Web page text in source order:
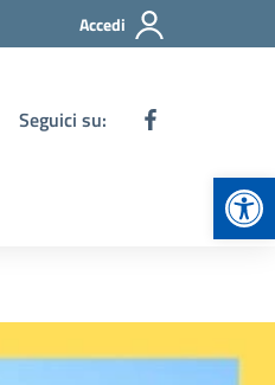
Accedi
Seguici su: